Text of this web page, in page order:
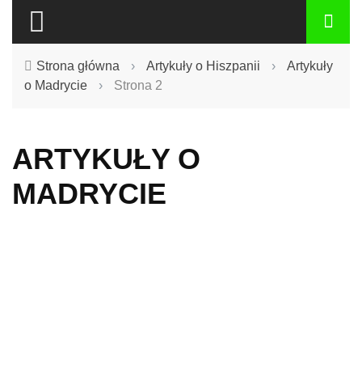
Strona główna › Artykuły o Hiszpanii ›
Artykuły
o Madrycie
› Strona 2
ARTYKUŁY O
MADRYCIE